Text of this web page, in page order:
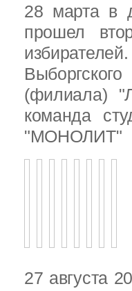
28 марта в
прошел
(филиала)
команда
"МОНОЛИТ"
27 августа